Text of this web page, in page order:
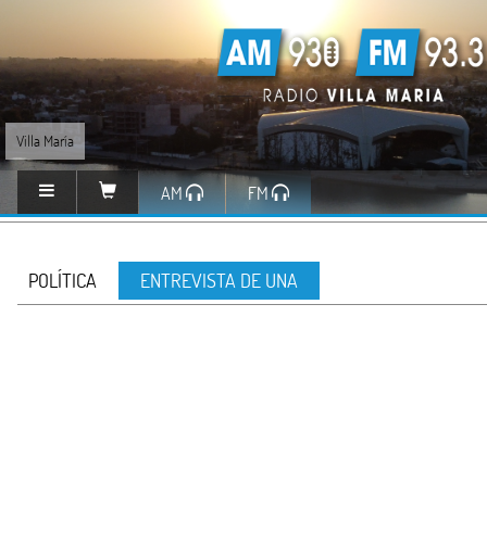
Villa María
AM FM
POLÍTICA ENTREVISTA DE UNA